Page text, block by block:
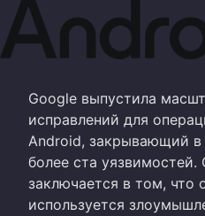
Google выпустила
исправлений для
Android, закрывающий
более ста
заключается в том, что
используется